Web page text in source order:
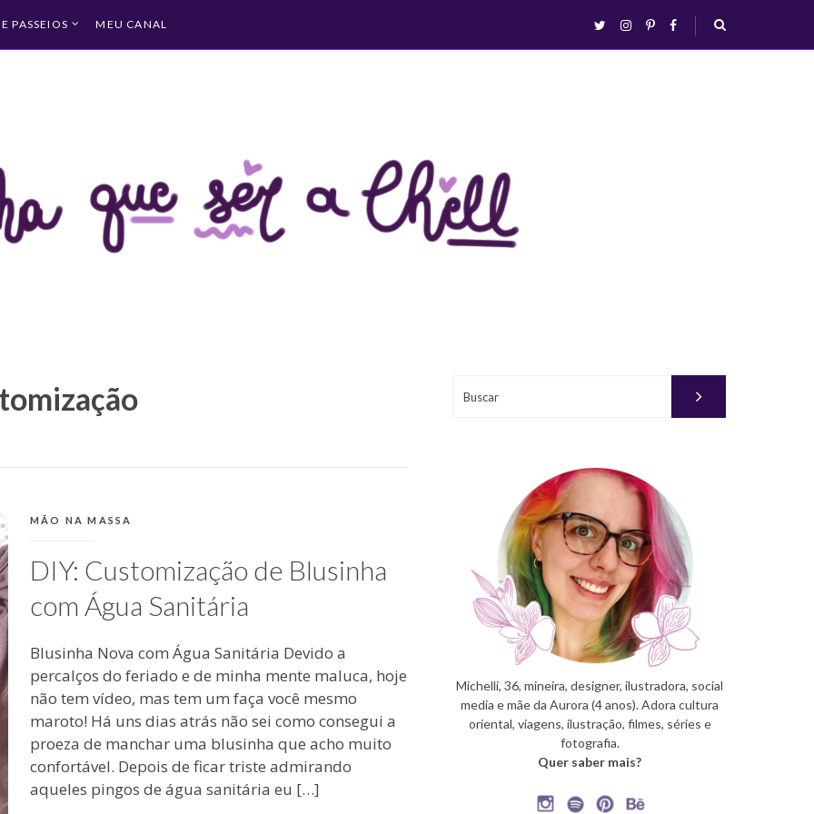
PASSEIOS MEU CANAL twitterinstagram
pinterestfacebook
busca
CATEGORIAS:
MÃO NA MASSA
DIY: Customização de Blusinha
com Água Sanitária
Blusinha Nova com Água Sanitária Devido a
percalços do feriado e de minha mente maluca, hoje
não tem vídeo, mas tem um faça você mesmo
maroto! Há uns dias atrás não sei como consegui a
proeza de manchar uma blusinha que acho muito
confortável. Depois de ficar triste admirando
aqueles pingos de água sanitária eu […]
Michelli, 36, mineira, designer, ilustradora, social
media e mãe da Aurora (4 anos). Adora cultura
oriental, viagens, ilustração, filmes, séries e
fotografia.
Quer saber mais?